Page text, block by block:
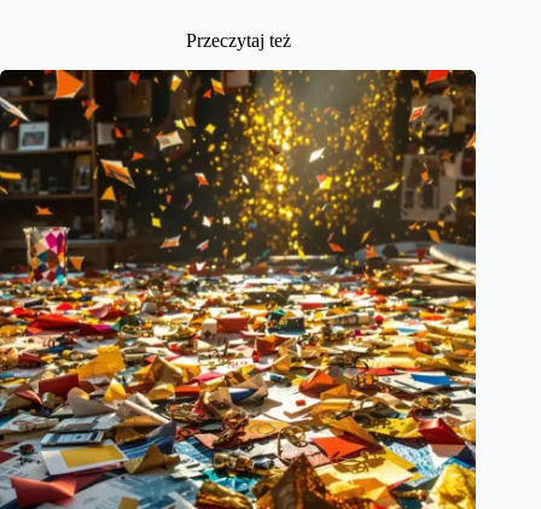
Przeczytaj też